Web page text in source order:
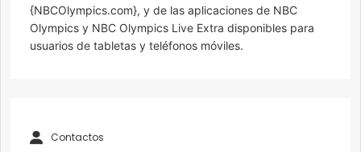
{NBCOlympics.com}, y de las aplicaciones de NBC
Olympics y NBC Olympics Live Extra disponibles para
usuarios de tabletas y teléfonos móviles.
Contactos